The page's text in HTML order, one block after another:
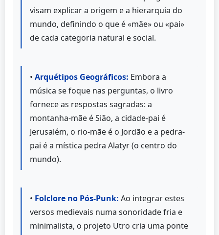
visam explicar a origem e a hierarquia do
mundo, definindo o que é «mãe» ou «pai»
de cada categoria natural e social.
• Arquétipos Geográficos: Embora a
música se foque nas perguntas, o livro
fornece as respostas sagradas: a
montanha-mãe é Sião, a cidade-pai é
Jerusalém, o rio-mãe é o Jordão e a pedra-
pai é a mística pedra Alatyr (o centro do
mundo).
• Folclore no Pós-Punk: Ao integrar estes
versos medievais numa sonoridade fria e
minimalista, o projeto Utro cria uma ponte